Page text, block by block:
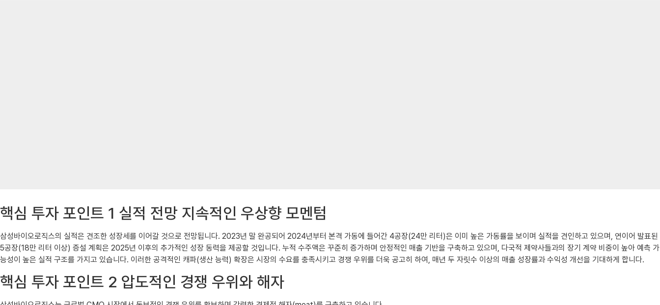
핵심 투자 포인트 1 실적 전망 지속적인 우상향 모멘텀
삼성바이오로직스의 실적은 견조한 성장세를 이어갈 것으로 전망됩니다. 2023년 말 완공되어 2024년부터 본격 가동에 들어간 4공장(24만 리터)은 이미 높은 가동률을 보이며 실적을 견인하고 있으며, 연이어 발표된
5공장(18만 리터 이상) 증설 계획은 2025년 이후의 추가적인 성장 동력을 제공할 것입니다. 누적 수주액은 꾸준히 증가하며 안정적인 매출 기반을 구축하고 있으며, 다국적 제약사들과의 장기 계약 비중이 높아 예측 가
능성이 높은 실적 구조를 가지고 있습니다. 이러한 공격적인 캐파(생산 능력) 확장은 시장의 수요를 충족시키고 경쟁 우위를 더욱 공고히 하여, 매년 두 자릿수 이상의 매출 성장률과 수익성 개선을 기대하게 합니다.
핵심 투자 포인트 2 압도적인 경쟁 우위와 해자